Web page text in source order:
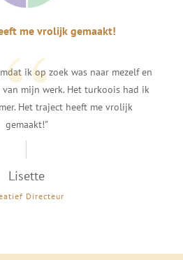
me vrolijk gemaakt!
“
ik op zoek was naar mezelf en
mijn werk. Het turkoois had ik
Het traject heeft me vrolijk
gemaakt!"
Lisette
Directeur